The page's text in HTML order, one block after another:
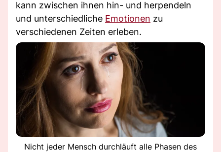
kann zwischen ihnen hin- und herpendeln
und unterschiedliche Emotionen zu
verschiedenen Zeiten erleben.
Nicht jeder Mensch durchläuft alle Phasen des